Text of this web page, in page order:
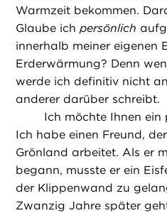
Warmzeit bekommen.
Glaube ichpersönlich
innerhalb meiner eigenen
Erderwärmung? Denn
werde ich definitiv nicht
anderer darüber schreibt.
Ich möchte Ihnen ein
Ich habe einen Freund,
Grönland arbeitet. Als er
begann, musste er ein
der Klippenwand zu
Zwanzig Jahre später